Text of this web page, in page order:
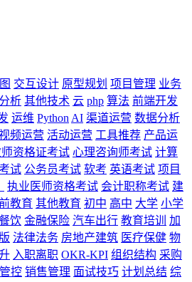
交互设计 原型规划 项目管理 业务
析 其他技术 云 php 算法 前端开发
运维 Python AI 渠道运营 数据分析
频运营 活动运营 工具推荐 产品运
资格证考试 心理咨询师考试 计算
试 公务员考试 软考 英语考试 项目
执业医师资格考试 会计职称考试 建
教育 其他教育 初中 高中 大学 小学
饮 金融保险 汽车出行 教育培训
加
法律法务 房地产建筑 医疗保健 物
入职离职 OKR-KPI 组织结构 采购
控 销售管理 面试技巧 计划总结 综